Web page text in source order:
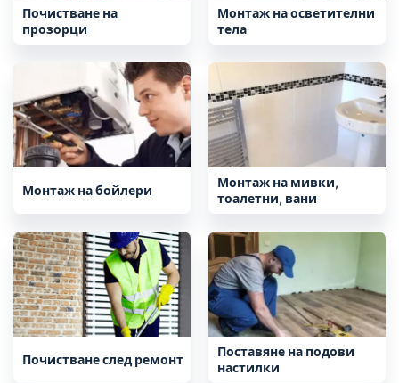
Почистване на
прозорци
Монтаж на осветителни
тела
Монтаж на бойлери
Монтаж на мивки,
тоалетни, вани
Почистване след ремонт
Поставяне на подови
настилки